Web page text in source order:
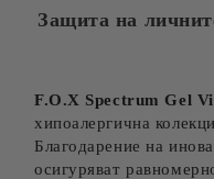
Защита на
F.O.X Spectrum Gel
хипоалергична
Благодарение на
осигуряват